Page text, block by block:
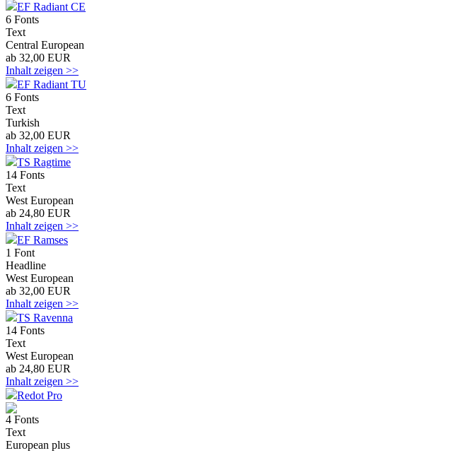
EF Radiant CE
6 Fonts
Text
Central European
ab 32,00 EUR
Inhalt zeigen >>
EF Radiant TU
6 Fonts
Text
Turkish
ab 32,00 EUR
Inhalt zeigen >>
TS Ragtime
14 Fonts
Text
West European
ab 24,80 EUR
Inhalt zeigen >>
EF Ramses
1 Font
Headline
West European
ab 32,00 EUR
Inhalt zeigen >>
TS Ravenna
14 Fonts
Text
West European
ab 24,80 EUR
Inhalt zeigen >>
Redot Pro
4 Fonts
Text
European plus